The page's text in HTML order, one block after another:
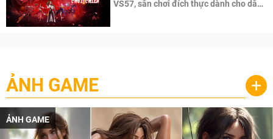
VS57, sân chơi đích thực dành cho dân
ẢNH GAME +
ẢNH GAME